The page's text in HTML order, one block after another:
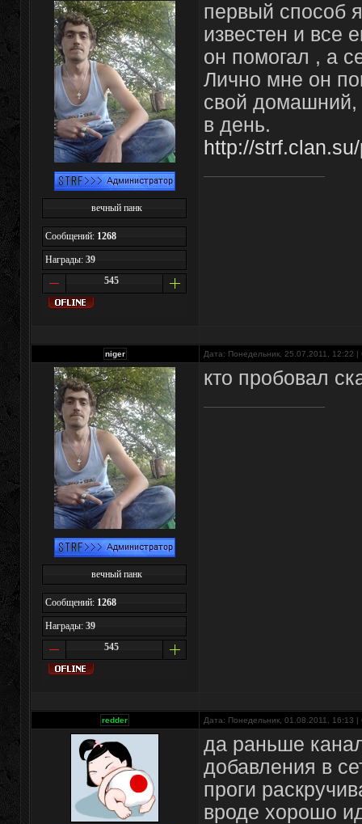
вечный панк
Сообщений: 1268
Награды: 39
545
первый способ
известен и все
он помогал , а
Лично мне он
свой домашний,
в день.
http://
niger Дата: Понедельник, 25.07.2011, 12:22
вечный панк
Сообщений: 1268
Награды: 39
545
кто пробовал
redder Дата: Понедельник, 01.08.2011, 16:13
да раньше
добавления в
проги
вроде хорошо